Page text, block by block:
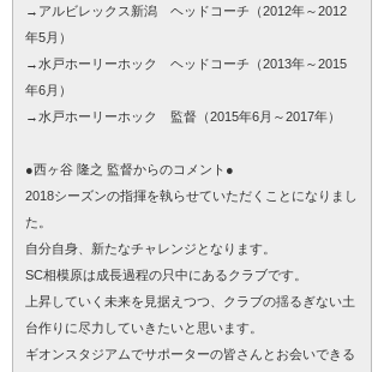
→アルビレックス新潟 ヘッドコーチ（2012年～2012
年5月）
→水戸ホーリーホック ヘッドコーチ（2013年～2015
年6月）
→水戸ホーリーホック 監督（2015年6月～2017年）
●西ヶ谷 隆之 監督からのコメント●
2018シーズンの指揮を執らせていただくことになりまし
た。
自分自身、新たなチャレンジとなります。
SC相模原は成長過程の只中にあるクラブです。
上昇していく未来を見据えつつ、クラブの揺るぎない土
台作りに尽力していきたいと思います。
ギオンスタジアムでサポーターの皆さんとお会いできる